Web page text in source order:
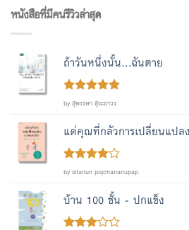
หนังสือที่มีคนรีวิวล่าสุด
ถ้าวันหนึ่งนั้น...ฉันตาย
Rated 5out
by สุพรรษา สุระถาวร
แด่คุณที่กลัวการเปลี่ยนแปล
Rated4
by sitanun pojchananupap
บ้าน 100 ชั้น - ปกแข็ง